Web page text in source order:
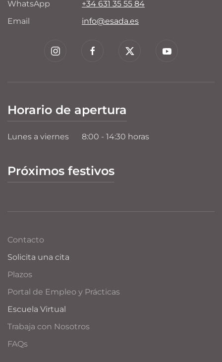
WhatsApp
+34 631 35 55 84
Email
info@esada.es
Horario de apertura
Lunes a viernes 8:00 - 14:30 horas
Próximos festivos
Contacto
Solicita una cita
Plazos
Portal de Empleo y Prácticas
Escuela Virtual
Trabaja con Nosotros
FAQs